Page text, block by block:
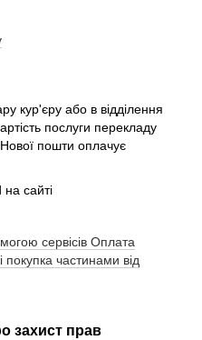
кур'єру або в відділення
послуги перекладу
пошти оплачує
сайті
сервісів Оплата
покупка частинами від
захист прав